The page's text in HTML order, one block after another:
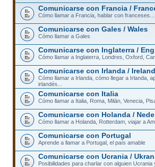
Comunicarse con Francia /
Cómo llamar a Francia, hablar con franceses...
Comunicarse con Gales / Wales
Cómo llamar a Gales
Comunicarse con Inglaterra /
Cómo llamar a Inglaterra, Londres, Oxford,
Comunicarse con Irlanda / Ireland
Cómo llamar a Irlanda, cómo llegar a Irlanda,
irlandés...
Comunicarse con Italia
Cómo llamar a Italia, Roma, Milán, Venecia,
Comunicarse con Holanda /
Cómo llamar a Holanda, Rotterdam, viajar a
Comunicarse con Portugal
Aprende a llamar a Portugal, el país amable
Comunicarse con Ucrania /
Posibilidades para charlar con alguien Ucrania